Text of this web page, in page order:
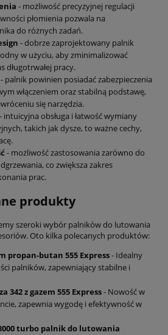
- możliwość precyzyjnej regulacji
płomienia pozwala na
do różnych zadań.
- dobrze zaprojektowany palnik
w użyciu, aby zminimalizować
długotrwałej pracy.
- palnik powinien posiadać zabezpieczenia
włączeniem oraz stabilną podstawę,
się narzędzia.
- intuicyjna obsługa i łatwość wymiany
takich jak dysze, to ważne cechy,
- możliwość zastosowania zarówno do
co zwiększa zakres
prac.
produkty
szeroki wybór palników do lutowania
Oto kilka polecanych produktów:
propan-butan 555 Express- Idealny
palników, zapewniający stabilne i
342 z gazem 555 Express- Nowość w
zapewnia wygodę i efektywność w
turbo palnik do lutowania